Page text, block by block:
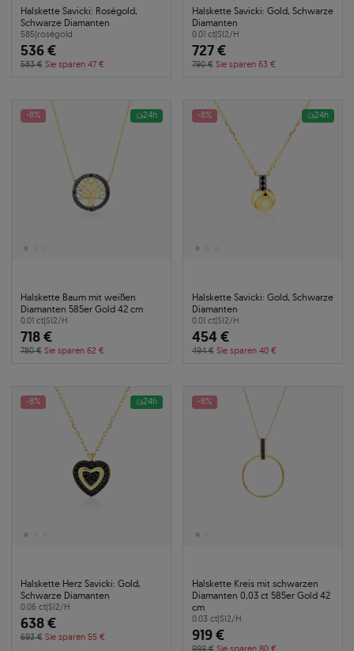
Halskette Savicki: Roségold,
Schwarze Diamanten
585|roségold
536 €
583 € Sie sparen 47 €
Halskette Savicki: Gold, Schwarze
Diamanten
0.01 ct|SI2/H
727 €
790 € Sie sparen 63 €
-8% 24h
Halskette Baum mit weißen
Diamanten 585er Gold 42 cm
0.01 ct|SI2/H
718 €
780 € Sie sparen 62 €
-8% 24h
Halskette Savicki: Gold, Schwarze
Diamanten
0.01 ct|SI2/H
454 €
494 € Sie sparen 40 €
-8% 24h
Halskette Herz Savicki: Gold,
Schwarze Diamanten
0.06 ct|SI2/H
638 €
693 € Sie sparen 55 €
-8%
Halskette Kreis mit schwarzen
Diamanten 0,03 ct 585er Gold 42
cm
0.03 ct|SI2/H
919 €
999 € Sie sparen 80 €